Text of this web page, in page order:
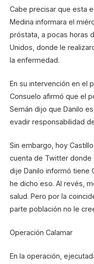
Cabe precisar que esta
Medina informara el
próstata, a pocas horas
Unidos, donde le
la enfermedad.
En su intervención en el
Consuelo afirmó que el
Semán dijo que Danilo
evadir responsabilidad
Sin embargo, hoy
cuenta de Twitter donde
dije Danilo informó tiene
he dicho eso. Al revés,
salud. Pero por la
parte población no le
Operación Calamar
En la operación,